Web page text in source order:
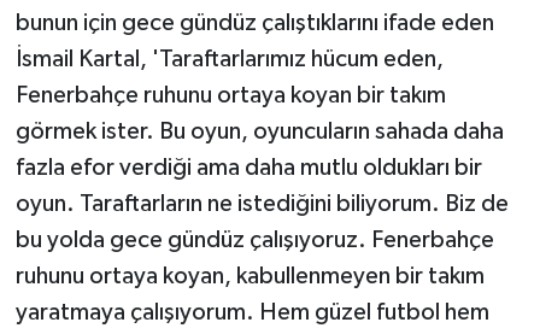
bunun için gece gündüz çalıştıklarını ifade eden
İsmail Kartal, 'Taraftarlarımız hücum eden,
Fenerbahçe ruhunu ortaya koyan bir takım
görmek ister. Bu oyun, oyuncuların sahada daha
fazla efor verdiği ama daha mutlu oldukları bir
oyun. Taraftarların ne istediğini biliyorum. Biz de
bu yolda gece gündüz çalışıyoruz. Fenerbahçe
ruhunu ortaya koyan, kabullenmeyen bir takım
yaratmaya çalışıyorum. Hem güzel futbol hem